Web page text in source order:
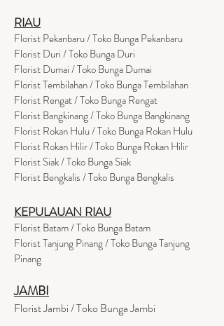
RIAU
Florist Pekanbaru / Toko Bunga Pekanbaru
Florist Duri / Toko Bunga Duri
Florist Dumai / Toko Bunga Dumai
Florist Tembilahan / Toko Bunga Tembilahan
Florist Rengat / Toko Bunga Rengat
Florist Bangkinang / Toko Bunga Bangkinang
Florist Rokan Hulu / Toko Bunga Rokan Hulu
Florist Rokan Hilir / Toko Bunga Rokan Hilir
Florist Siak / Toko Bunga Siak
Florist Bengkalis / Toko Bunga Bengkalis
KEPULAUAN RIAU
Florist Batam / Toko Bunga Batam
Florist Tanjung Pinang / Toko Bunga Tanjung
Pinang
JAMBI
Florist Jambi / Toko Bunga Jambi